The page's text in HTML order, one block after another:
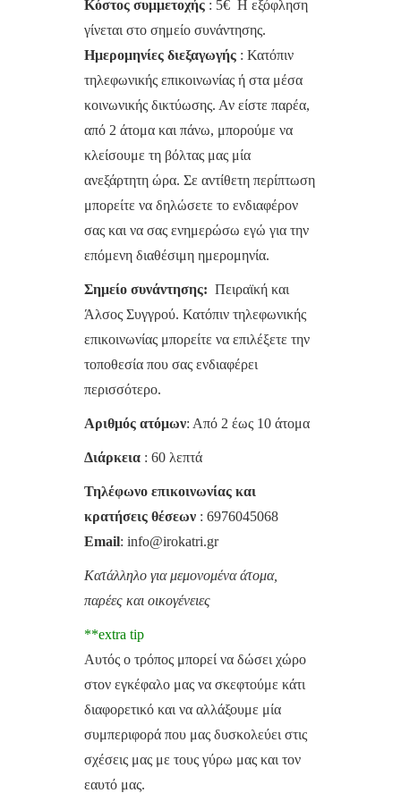
Κόστος συμμετοχής : 5€ Η εξόφληση
γίνεται στο σημείο συνάντησης.
Ημερομηνίες διεξαγωγής : Κατόπιν
τηλεφωνικής επικοινωνίας ή στα μέσα
κοινωνικής δικτύωσης. Αν είστε παρέα,
από 2 άτομα και πάνω, μπορούμε να
κλείσουμε τη βόλτας μας μία
ανεξάρτητη ώρα. Σε αντίθετη περίπτωση
μπορείτε να δηλώσετε το ενδιαφέρον
σας και να σας ενημερώσω εγώ για την
επόμενη διαθέσιμη ημερομηνία.
Σημείο συνάντησης: Πειραϊκή και
Άλσος Συγγρού. Κατόπιν τηλεφωνικής
επικοινωνίας μπορείτε να επιλέξετε την
τοποθεσία που σας ενδιαφέρει
περισσότερο.
Αριθμός ατόμων: Από 2 έως 10 άτομα
Διάρκεια : 60 λεπτά
Τηλέφωνο επικοινωνίας και
κρατήσεις θέσεων : 6976045068
Email: info@irokatri.gr
Κατάλληλο για μεμονομένα άτομα,
παρέες και οικογένειες
**extra tip
Αυτός o τρόπος μπορεί να δώσει χώρο
στον εγκέφαλο μας να σκεφτούμε κάτι
διαφορετικό και να αλλάξουμε μία
συμπεριφορά που μας δυσκολεύει στις
σχέσεις μας με τους γύρω μας και τον
εαυτό μας.